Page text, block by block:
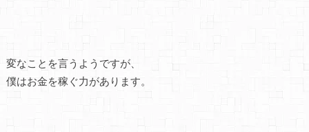
変なことを言うようですが、
僕はお金を稼ぐ力があります。